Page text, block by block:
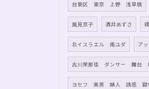
台東区 東京 上野 浅草橋
風見京子 酒井あずさ
北イスラエル 南ユダ ア
古川茉那佳 ダンサー 舞台
ヨセフ 美男 婦人 誘惑 獄